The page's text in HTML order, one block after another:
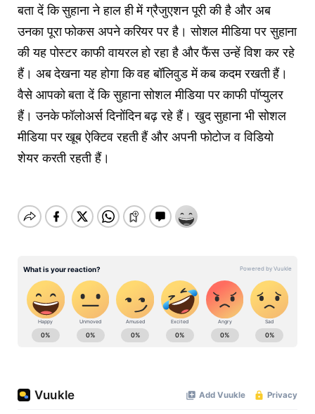
बता दें कि सुहाना ने हाल ही में ग्रैजुएशन पूरी की है और अब
उनका पूरा फोकस अपने करियर पर है। सोशल मीडिया पर सुहाना
की यह पोस्टर काफी वायरल हो रहा है और फैंस उन्हें विश कर रहे
हैं। अब देखना यह होगा कि वह बॉलिवुड में कब कदम रखती हैं।
वैसे आपको बता दें कि सुहाना सोशल मीडिया पर काफी पॉप्युलर
हैं। उनके फॉलोअर्स दिनोंदिन बढ़ रहे हैं। खुद सुहाना भी सोशल
मीडिया पर खूब ऐक्टिव रहती हैं और अपनी फोटोज व विडियो
शेयर करती रहती हैं।